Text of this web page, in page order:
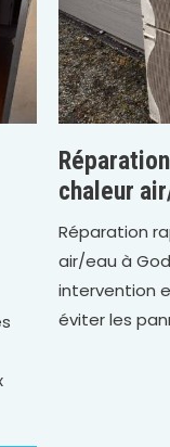
chaleur
Réparation
air/eau à
intervention
éviter les